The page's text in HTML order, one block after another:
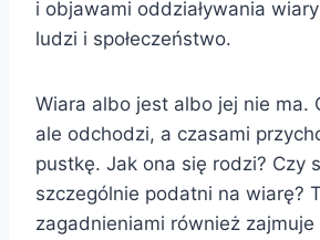
i objawami oddziaływania
ludzi i społeczeństwo.
Wiara albo jest albo jej nie ma.
ale odchodzi, a czasami
pustkę. Jak ona się rodzi? Czy
szczególnie podatni na wiarę?
zagadnieniami również zajmuje